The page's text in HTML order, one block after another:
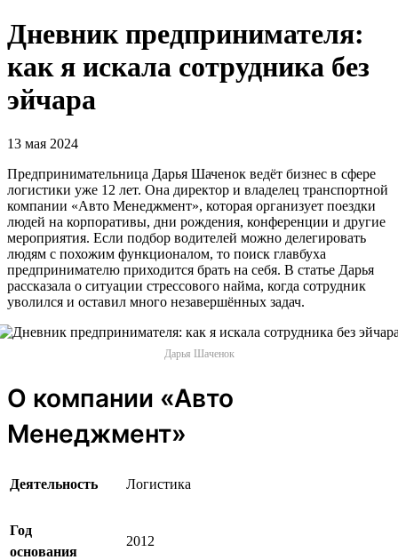
Дневник предпринимателя:
как я искала сотрудника без
эйчара
13 мая 2024
Предпринимательница Дарья Шаченок ведёт бизнес в сфере
логистики уже 12 лет. Она директор и владелец транспортной
компании «Авто Менеджмент», которая организует поездки
людей на корпоративы, дни рождения, конференции и другие
мероприятия. Если подбор водителей можно делегировать
людям с похожим функционалом, то поиск главбуха
предпринимателю приходится брать на себя. В статье Дарья
рассказала о ситуации стрессового найма, когда сотрудник
уволился и оставил много незавершённых задач.
Дарья Шаченок
О компании «Авто
Менеджмент»
Деятельность Логистика
Год
основания
2012